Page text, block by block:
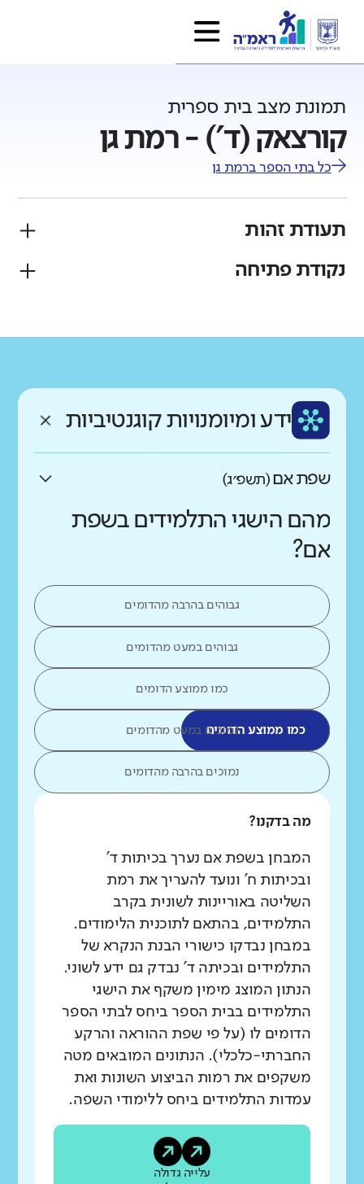
תמונת מצב בית ספרית
קורצאק (ד') - רמת גן
כל בתי הספר ברמת גן
תעודת זהות
פיקוח
עברית ותיק מאוד
נקודת פתיחה
רקע חברתי כלכלי
נמוך ידע ומיומנויות קוגנטיביות
שפת אם(תשפ״ג)
מהם הישגי התלמידים בשפת
אם?
גבוהים בהרבה מהדומים
גבוהים במעט מהדומים
כמו ממוצע הדומים
כמו ממוצע הדומיםנמוכים במעט מהדומים
נמוכים בהרבה מהדומים
מה בדקנו?
המבחן בשפת אם נערך בכיתות ד'
ובכיתות ח' ונועד להעריך את רמת
השליטה באוריינות לשונית בקרב
התלמידים, בהתאם לתוכנית הלימודים.
במבחן נבדקו כישורי הבנת הנקרא של
התלמידים ובכיתה ד' נבדק גם ידע לשוני.
הנתון המוצג מימין משקף את הישגי
התלמידים בבית הספר ביחס לבתי הספר
הדומים לו (על פי שפת ההוראה והרקע
החברתי-כלכלי). הנתונים המובאים מטה
משקפים את רמות הביצוע השונות ואת
עמדות התלמידים ביחס ללימודי השפה.
עלייה גדולה